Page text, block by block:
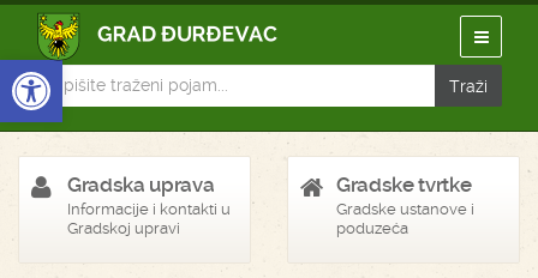
Open toolbar
Gradska uprava
Informacije i kontakti u
Gradskoj upravi
Gradske tvrtke
Gradske ustanove i
poduzeća